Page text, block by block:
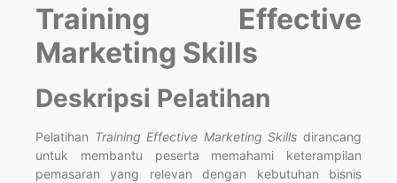
Training Effective
Marketing Skills
Deskripsi Pelatihan
Pelatihan Training Effective Marketing Skills dirancang
untuk membantu peserta memahami keterampilan
pemasaran yang relevan dengan kebutuhan bisnis